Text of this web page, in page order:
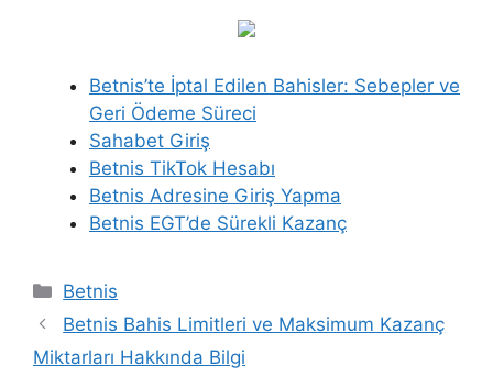
Betnis’te İptal Edilen Bahisler: Sebepler ve
Geri Ödeme Süreci
Sahabet Giriş
Betnis TikTok Hesabı
Betnis Adresine Giriş Yapma
Betnis EGT’de Sürekli Kazanç
Kategoriler
Betnis
Betnis Bahis Limitleri ve Maksimum Kazanç
Miktarları Hakkında Bilgi